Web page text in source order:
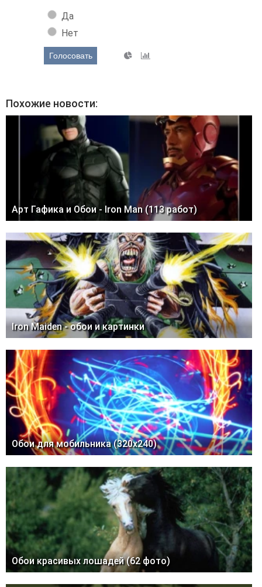
Да
Нет
Голосовать
Похожие новости:
Арт Гафика и Обои - Iron Man (113 работ)
Iron Maiden - обои и картинки
Обои для мобильника (320х240)
Обои красивых лошадей (62 фото)